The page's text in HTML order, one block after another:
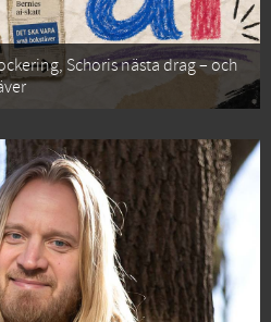
Schoris nästa drag – och